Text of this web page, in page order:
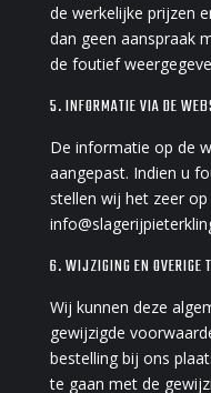
de werkelijke prijzen
dan geen aanspraak
de foutief
5. INFORMATIE VIA DE
De informatie op de
aangepast. Indien u
stellen wij het zeer
6. WIJZIGING EN OVERIGE
Wij kunnen deze
gewijzigde
bestelling bij ons
te gaan met de